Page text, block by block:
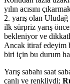
yılın acısını
2. yarış olan Uludağ
ilk sürpriz yarış
bekleniyor ve
Ancak itiraf edeyim
biri için bu durum
Yarış sabahı saat
canlı ve renkliydi;